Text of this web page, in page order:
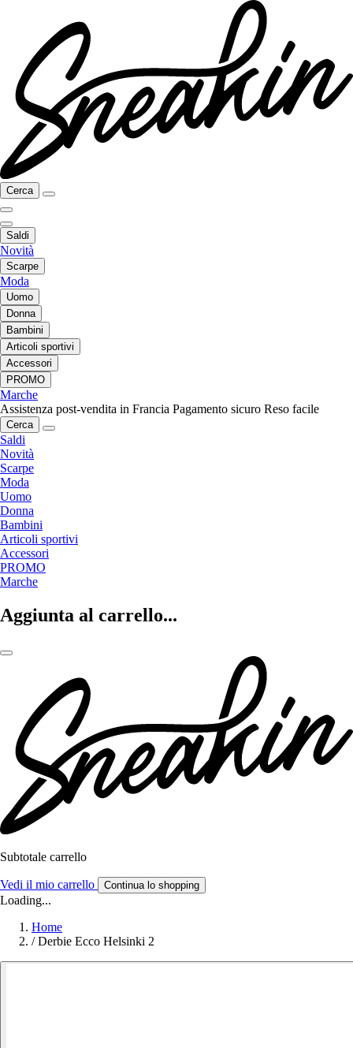
Cerca
Saldi
Novità
Scarpe
Moda
Uomo
Donna
Bambini
Articoli sportivi
Accessori
PROMO
Marche
Assistenza post-vendita in Francia Pagamento sicuro Reso facile
Cerca
Saldi
Novità
Scarpe
Moda
Uomo
Donna
Bambini
Articoli sportivi
Accessori
PROMO
Marche
Aggiunta al carrello...
Subtotale carrello
Vedi il mio carrello Continua lo shopping
Loading...
Home
/ Derbie Ecco Helsinki 2